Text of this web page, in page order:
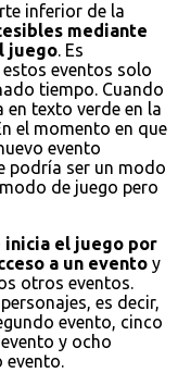
inferior de la
mediante
juego. Es
eventos solo
tiempo. Cuando
en texto verde en la
el momento en que
evento
podría ser un modo
de juego pero
inicia el juego por
a un evento y
otros eventos.
es decir,
evento, cinco
y ocho
evento.